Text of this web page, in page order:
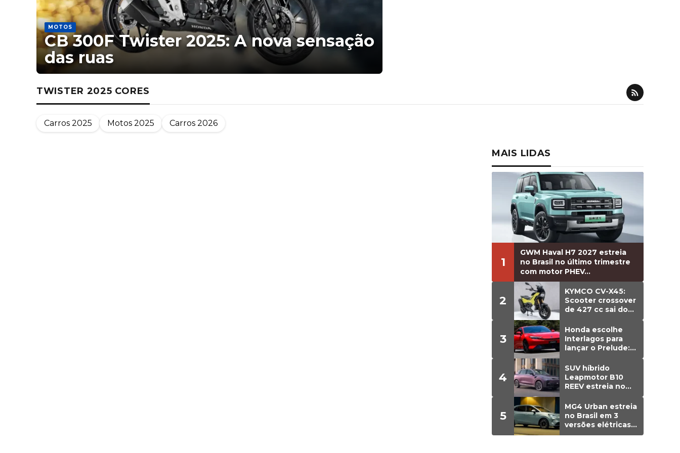
MOTOS
CB 300F Twister 2025: A nova sensação
das ruas
TWISTER 2025 CORES
Carros 2025 Motos 2025 Carros 2026
MAIS LIDAS
1
GWM Haval H7 2027 estreia
no Brasil no último trimestre
com motor PHEV...
2
KYMCO CV-X45:
Scooter crossover
de 427 cc sai do
versão de
produção
3
Honda escolhe
Interlagos para
lançar o Prelude:
203 cv chega em
agosto ao Brasil
4
SUV híbrido
Leapmotor B10
REEV estreia no
detalhes
5
MG4 Urban estreia
no Brasil em 3
versões elétricas;
preços vão de R$